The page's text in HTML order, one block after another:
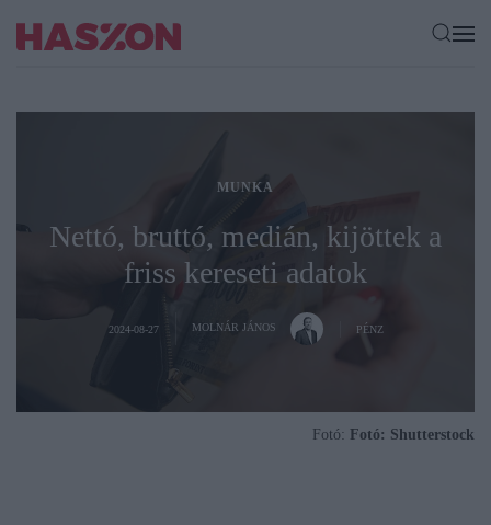
MUNKA
Nettó, bruttó, medián, kijöttek a
friss kereseti adatok
2024-08-27 MOLNÁR JÁNOS PÉNZ
Fotó: Fotó: Shutterstock